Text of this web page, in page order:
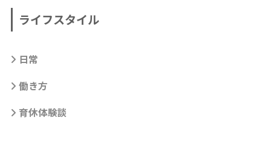
ライフスタイル
日常
働き方
育休体験談